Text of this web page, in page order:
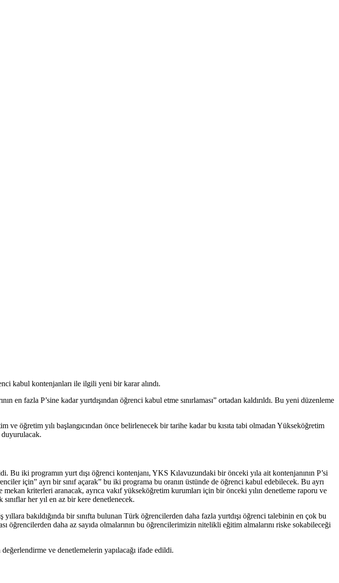
kabul kontenjanları ile ilgili yeni bir karar alındı.
fazla P’sine kadar yurtdışından öğrenci kabul etme sınırlaması” ortadan kaldırıldı. Bu yeni düzenleme
öğretim yılı başlangıcından önce belirlenecek bir tarihe kadar bu kısıta tabi olmadan Yükseköğretim
iki programın yurt dışı öğrenci kontenjanı, YKS Kılavuzundaki bir önceki yıla ait kontenjanının P’si
için” ayrı bir sınıf açarak” bu iki programa bu oranın üstünde de öğrenci kabul edebilecek. Bu ayrı
kriterleri aranacak, ayrıca vakıf yükseköğretim kurumları için bir önceki yılın denetleme raporu ve
her yıl en az bir kere denetlenecek.
bakıldığında bir sınıfta bulunan Türk öğrencilerden daha fazla yurtdışı öğrenci talebinin en çok bu
daha az sayıda olmalarının bu öğrencilerimizin nitelikli eğitim almalarını riske sokabileceği
ve denetlemelerin yapılacağı ifade edildi.